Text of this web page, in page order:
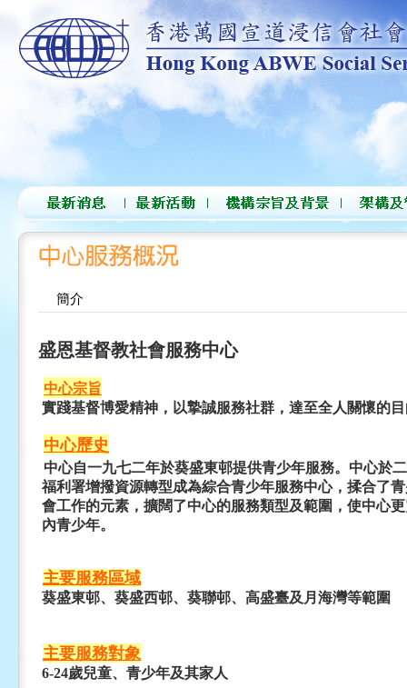
簡介
盛恩基督教社會服務中心
中心宗旨
實踐基督博愛精神，以摯誠服務社群，達至全人關懷的
中心歷史
中心自一九七二年於葵盛東邨提供青少年服務。中心於
福利署增撥資源轉型成為綜合青少年服務中心，揉合了
會工作的元素，擴闊了中心的服務類型及範圍，使中心
內青少年。
主要服務區域
葵盛東邨、葵盛西邨、葵聯邨、高盛臺及月海灣等範圍
主要服務對象
6-24歲兒童、青少年及其家人